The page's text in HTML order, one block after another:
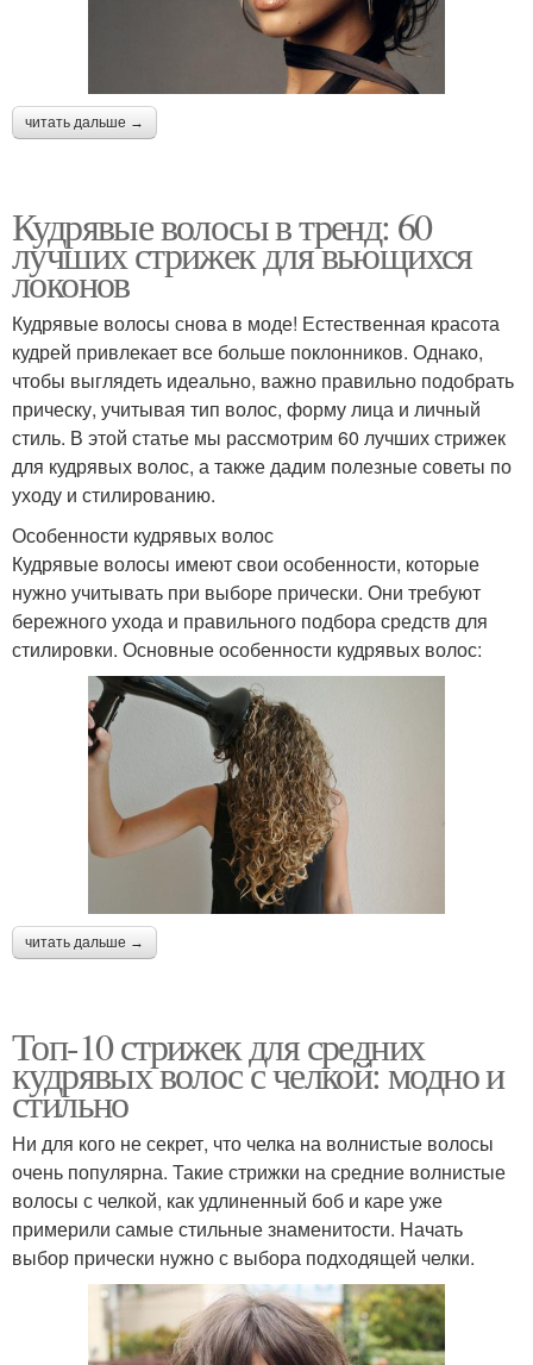
читать дальше →
Кудрявые волосы в тренд: 60
лучших стрижек для вьющихся
локонов
Кудрявые волосы снова в моде! Естественная красота
кудрей привлекает все больше поклонников. Однако,
чтобы выглядеть идеально, важно правильно подобрать
прическу, учитывая тип волос, форму лица и личный
стиль. В этой статье мы рассмотрим 60 лучших стрижек
для кудрявых волос, а также дадим полезные советы по
уходу и стилированию.
Особенности кудрявых волос
Кудрявые волосы имеют свои особенности, которые
нужно учитывать при выборе прически. Они требуют
бережного ухода и правильного подбора средств для
стилировки. Основные особенности кудрявых волос:
читать дальше →
Топ-10 стрижек для средних
кудрявых волос с челкой: модно и
стильно
Ни для кого не секрет, что челка на волнистые волосы
очень популярна. Такие стрижки на средние волнистые
волосы с челкой, как удлиненный боб и каре уже
примерили самые стильные знаменитости. Начать
выбор прически нужно с выбора подходящей челки.